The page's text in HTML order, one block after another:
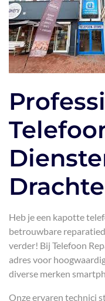
Heb je een kapotte
betrouwbare
verder! Bij Telefoon
adres voor
diverse merken
Onze ervaren technici